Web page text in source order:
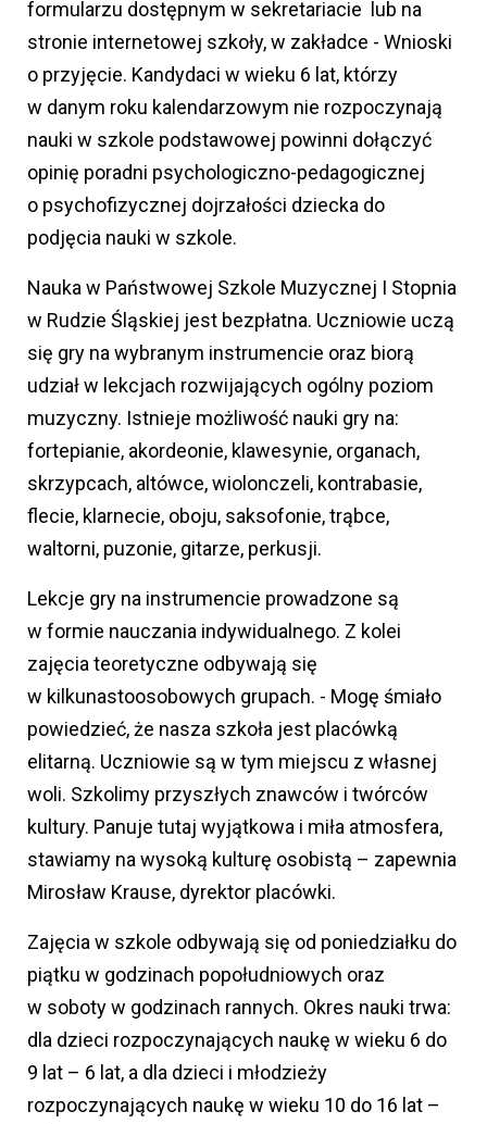
formularzu dostępnym w sekretariacie lub na
stronie internetowej szkoły, w zakładce - Wnioski
o przyjęcie. Kandydaci w wieku 6 lat, którzy
w danym roku kalendarzowym nie rozpoczynają
nauki w szkole podstawowej powinni dołączyć
opinię poradni psychologiczno-pedagogicznej
o psychofizycznej dojrzałości dziecka do
podjęcia nauki w szkole.
Nauka w Państwowej Szkole Muzycznej I Stopnia
w Rudzie Śląskiej jest bezpłatna. Uczniowie uczą
się gry na wybranym instrumencie oraz biorą
udział w lekcjach rozwijających ogólny poziom
muzyczny. Istnieje możliwość nauki gry na:
fortepianie, akordeonie, klawesynie, organach,
skrzypcach, altówce, wiolonczeli, kontrabasie,
flecie, klarnecie, oboju, saksofonie, trąbce,
waltorni, puzonie, gitarze, perkusji.
Lekcje gry na instrumencie prowadzone są
w formie nauczania indywidualnego. Z kolei
zajęcia teoretyczne odbywają się
w kilkunastoosobowych grupach. - Mogę śmiało
powiedzieć, że nasza szkoła jest placówką
elitarną. Uczniowie są w tym miejscu z własnej
woli. Szkolimy przyszłych znawców i twórców
kultury. Panuje tutaj wyjątkowa i miła atmosfera,
stawiamy na wysoką kulturę osobistą – zapewnia
Mirosław Krause, dyrektor placówki.
Zajęcia w szkole odbywają się od poniedziałku do
piątku w godzinach popołudniowych oraz
w soboty w godzinach rannych. Okres nauki trwa:
dla dzieci rozpoczynających naukę w wieku 6 do
9 lat – 6 lat, a dla dzieci i młodzieży
rozpoczynających naukę w wieku 10 do 16 lat –